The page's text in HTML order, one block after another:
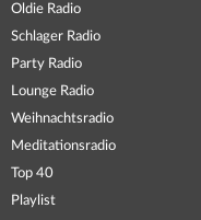
Oldie Radio
Schlager Radio
Party Radio
Lounge Radio
Weihnachtsradio
Meditationsradio
Top 40
Playlist